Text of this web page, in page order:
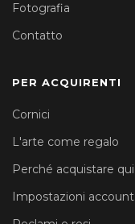
Fotografia
Contatto
PER ACQUIRENTI
Cornici
L'arte come regalo
Perché acquistare qui
Impostazioni account